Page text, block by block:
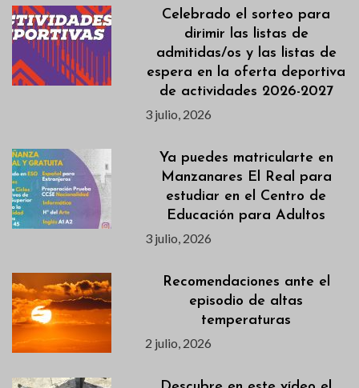
Celebrado el sorteo para
dirimir las listas de
admitidas/os y las listas de
espera en la oferta deportiva
de actividades 2026-2027
3 julio, 2026
Ya puedes matricularte en
Manzanares El Real para
estudiar en el Centro de
Educación para Adultos
3 julio, 2026
Recomendaciones ante el
episodio de altas
temperaturas
2 julio, 2026